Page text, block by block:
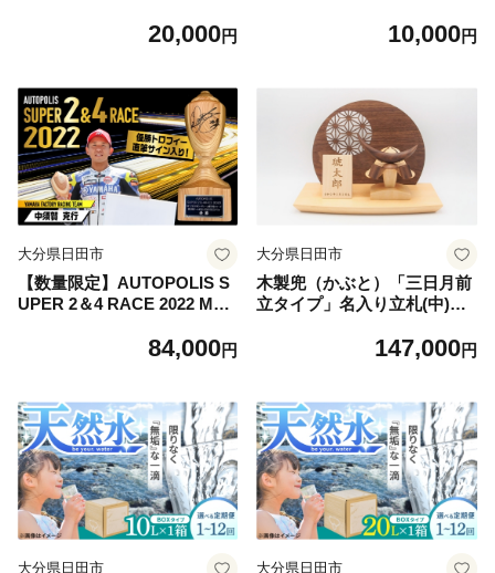
20,000円
こうこ こうしん スライス 日
10,000円
大分県日田市
【数量限定】AUTOPOLIS S
UPER 2＆4 RACE 2022 MFJ
000 WINNER'S TROPHY 優
ポリス バイク [ARCY014]
84,000円
大分県日田市
木製兜（かぶと）「三日月前
立タイプ」名入り立札(中)
合同会社ウッドアート楽 [AR
147,000円
大分県日田市 大分県日田市